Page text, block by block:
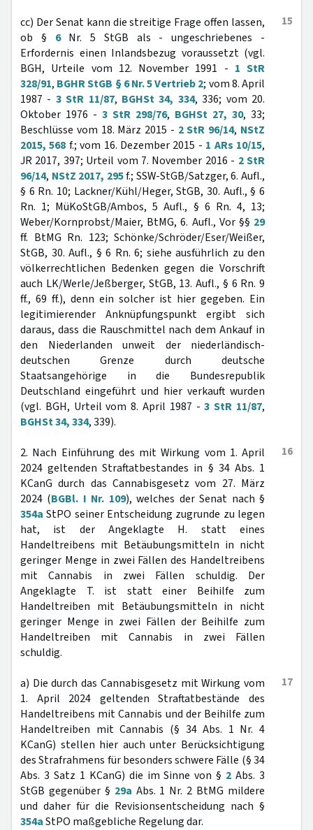
15
cc) Der Senat kann die streitige Frage offen lassen,
ob § 6Nr. 5 StGB als - ungeschriebenes -
Erfordernis einen Inlandsbezug voraussetzt (vgl.
BGH, Urteile vom 12. November 1991 - 1 StR
328/91, BGHR StGB § 6 Nr. 5 Vertrieb 2; vom 8. April
1987 - 3 StR 11/87, BGHSt 34, 334, 336; vom 20.
Oktober 1976 - 3 StR 298/76, BGHSt 27, 30, 33;
Beschlüsse vom 18. März 2015 - 2 StR 96/14, NStZ
2015, 568 f.; vom 16. Dezember 2015 - 1 ARs 10/15,
JR 2017, 397; Urteil vom 7. November 2016 - 2 StR
96/14, NStZ 2017, 295f.; SSW-StGB/Satzger, 6. Aufl.,
§ 6 Rn. 10; Lackner/Kühl/Heger, StGB, 30. Aufl., § 6
Rn. 1; MüKoStGB/Ambos, 5 Aufl., § 6 Rn. 4, 13;
Weber/Kornprobst/Maier, BtMG, 6. Aufl., Vor §§ 29
ff. BtMG Rn. 123; Schönke/Schröder/Eser/Weißer,
StGB, 30. Aufl., § 6 Rn. 6; siehe ausführlich zu den
völkerrechtlichen Bedenken gegen die Vorschrift
auch LK/Werle/Jeßberger, StGB, 13. Aufl., § 6 Rn. 9
ff., 69 ff.), denn ein solcher ist hier gegeben. Ein
legitimierender Anknüpfungspunkt ergibt sich
daraus, dass die Rauschmittel nach dem Ankauf in
den Niederlanden unweit der niederländisch-
deutschen Grenze durch deutsche
Staatsangehörige in die Bundesrepublik
Deutschland eingeführt und hier verkauft wurden
(vgl. BGH, Urteil vom 8. April 1987 -3 StR 11/87,
BGHSt 34, 334, 339).
16
2. Nach Einführung des mit Wirkung vom 1. April
2024 geltenden Straftatbestandes in § 34 Abs. 1
KCanG durch das Cannabisgesetz vom 27. März
2024 (BGBl. I Nr. 109), welches der Senat nach §
354a StPO seiner Entscheidung zugrunde zu legen
hat, ist der Angeklagte H. statt eines
Handeltreibens mit Betäubungsmitteln in nicht
geringer Menge in zwei Fällen des Handeltreibens
mit Cannabis in zwei Fällen schuldig. Der
Angeklagte T. ist statt einer Beihilfe zum
Handeltreiben mit Betäubungsmitteln in nicht
geringer Menge in zwei Fällen der Beihilfe zum
Handeltreiben mit Cannabis in zwei Fällen
schuldig.
17
a) Die durch das Cannabisgesetz mit Wirkung vom
1. April 2024 geltenden Straftatbestände des
Handeltreibens mit Cannabis und der Beihilfe zum
Handeltreiben mit Cannabis (§ 34 Abs. 1 Nr. 4
KCanG) stellen hier auch unter Berücksichtigung
des Strafrahmens für besonders schwere Fälle (§ 34
Abs. 3 Satz 1 KCanG) die im Sinne von § 2 Abs. 3
StGB gegenüber § 29a Abs. 1 Nr. 2 BtMG mildere
und daher für die Revisionsentscheidung nach §
354aStPO maßgebliche Regelung dar.